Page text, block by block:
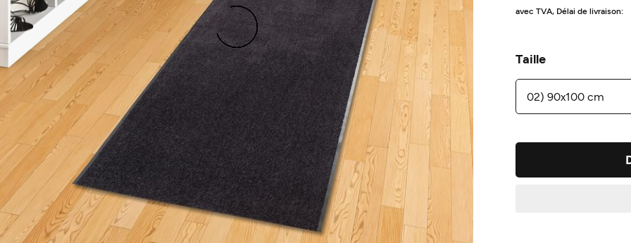
avec TVA, Délai de livraison:
Taille